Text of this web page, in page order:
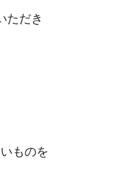
ただき
ものを